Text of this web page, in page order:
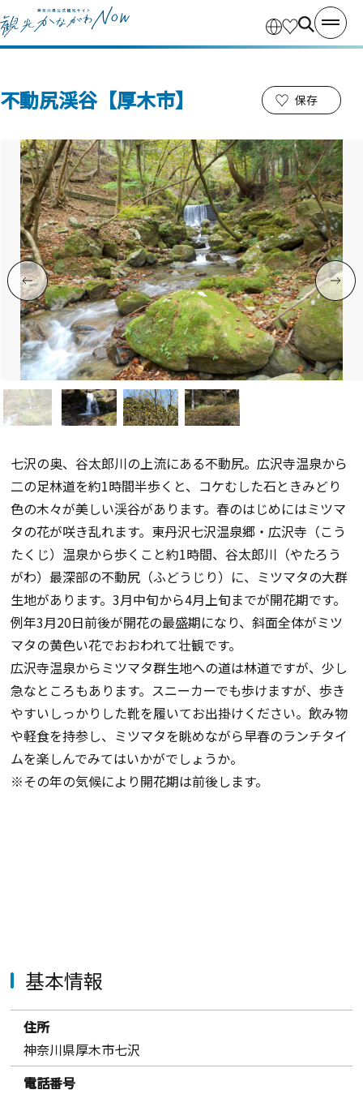
不動尻渓谷【厚木市】 保存
七沢の奥、谷太郎川の上流にある不動尻。広沢寺温泉から
二の足林道を約1時間半歩くと、コケむした石ときみどり
色の木々が美しい渓谷があります。春のはじめにはミツマ
タの花が咲き乱れます。東丹沢七沢温泉郷・広沢寺（こう
たくじ）温泉から歩くこと約1時間、谷太郎川（やたろう
がわ）最深部の不動尻（ふどうじり）に、ミツマタの大群
生地があります。3月中旬から4月上旬までが開花期です。
例年3月20日前後が開花の最盛期になり、斜面全体がミツ
マタの黄色い花でおおわれて壮観です。
広沢寺温泉からミツマタ群生地への道は林道ですが、少し
急なところもあります。スニーカーでも歩けますが、歩き
やすいしっかりした靴を履いてお出掛けください。飲み物
や軽食を持参し、ミツマタを眺めながら早春のランチタイ
ムを楽しんでみてはいかがでしょうか。
※その年の気候により開花期は前後します。
基本情報
住所
神奈川県厚木市七沢
電話番号